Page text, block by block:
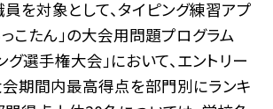
を対象として、タイピング練習アプ
っこたん」の大会用問題プログラム
グ選手権大会」において、エントリー
期間内最高得点を部門別にランキ